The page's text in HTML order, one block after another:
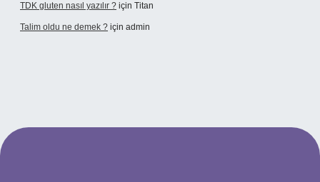
TDK gluten nasıl yazılır ? için Titan
Talim oldu ne demek ? için admin
giriş